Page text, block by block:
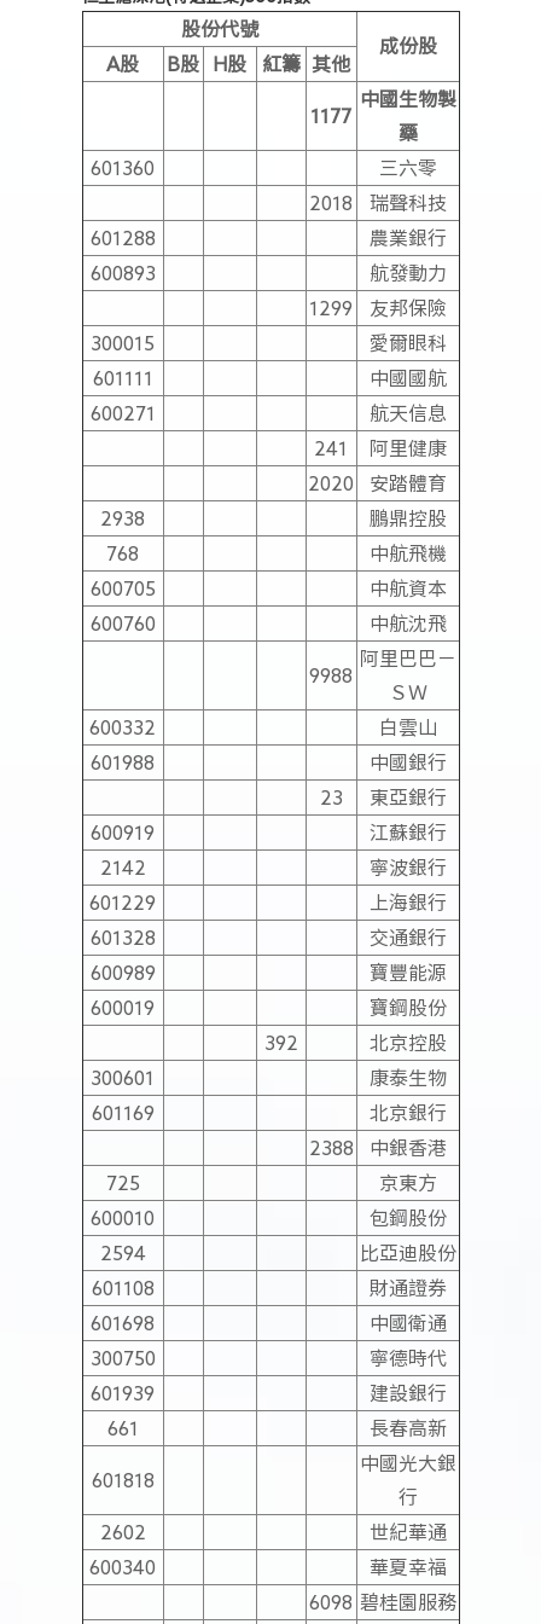
股份代號
成份股
A股 B股 H股 紅籌 其他
1177
中國生物製
藥
601360
三六零
2018
瑞聲科技
601288
農業銀行
600893
航發動力
1299
友邦保險
300015
愛爾眼科
601111
中國國航
600271
航天信息
241
阿里健康
2020
安踏體育
2938
鵬鼎控股
768
中航飛機
600705
中航資本
600760
中航沈飛
9988
阿里巴巴－
ＳＷ
600332
白雲山
601988
中國銀行
23
東亞銀行
600919
江蘇銀行
2142
寧波銀行
601229
上海銀行
601328
交通銀行
600989
寶豐能源
600019
寶鋼股份
392
北京控股
300601
康泰生物
601169
北京銀行
2388
中銀香港
725
京東方
600010
包鋼股份
2594
比亞迪股份
601108
財通證券
601698
中國衛通
300750
寧德時代
601939
建設銀行
661
長春高新
601818
中國光大銀
行
2602
世紀華通
600340
華夏幸福
6098 碧桂園服務